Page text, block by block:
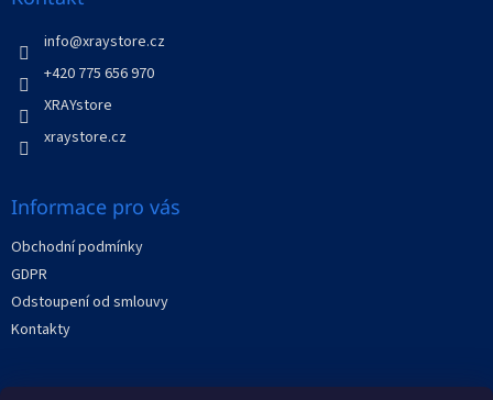
info@xraystore.cz
+420 775 656 970
XRAYstore
xraystore.cz
Informace pro vás
Obchodní podmínky
GDPR
Odstoupení od smlouvy
Kontakty